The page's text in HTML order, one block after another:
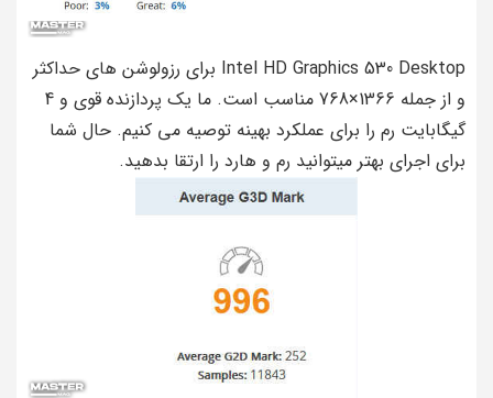
Intel HD Graphics 530 Desktop برای رزولوشن های حداکثر
و از جمله 1366×768 مناسب است. ما یک پردازنده قوی و 4
گیگابایت رم را برای عملکرد بهینه توصیه می کنیم. حال شما
برای اجرای بهتر میتوانید رم و هارد را ارتقا بدهید.